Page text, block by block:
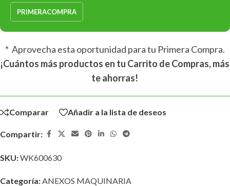
PRIMERACOMPRA
* Aprovecha esta oportunidad para tu Primera Compra.
¡Cuántos más productos en tu Carrito de Compras, más
te ahorras!
Comparar Añadir a la lista de deseos
Compartir:
SKU:WK600630
Categoría: ANEXOS MAQUINARIA